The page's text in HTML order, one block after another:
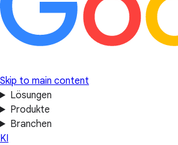
Skip to main content
Lösungen
Produkte
Branchen
KI